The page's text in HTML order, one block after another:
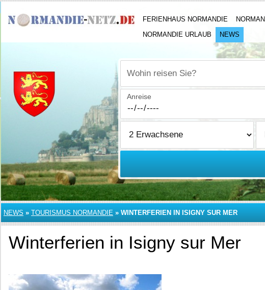
FERIENHAUS NORMANDIE
NORMANDIE URLAUB
NEWS
Wohin reisen Sie?
Anreise
NEWS » TOURISMUS NORMANDIE » WINTERFERIEN IN ISIGNY SUR MER
Winterferien in Isigny sur Mer